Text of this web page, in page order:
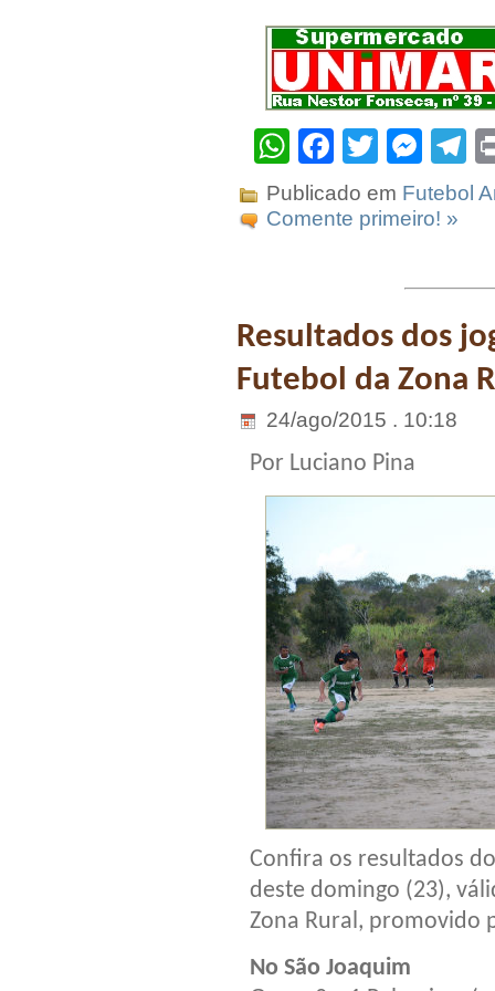
WhatsApp
Facebook
Twitter
Publicado em Futebol
Comente primeiro! »
Resultados dos
Futebol da Zona
24/ago/2015 . 10:18
Por Luciano Pina
Confira os resultados
deste domingo (23),
Zona Rural, promovido
No São Joaquim